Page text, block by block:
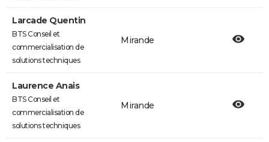
Larcade Quentin
BTS Conseil et
commercialisation de
solutions techniques
Mirande
Laurence Anais
BTS Conseil et
commercialisation de
solutions techniques
Mirande